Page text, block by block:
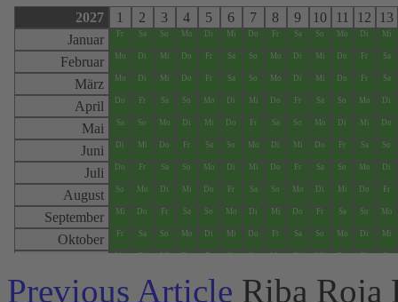
Previous Article Riba Roja